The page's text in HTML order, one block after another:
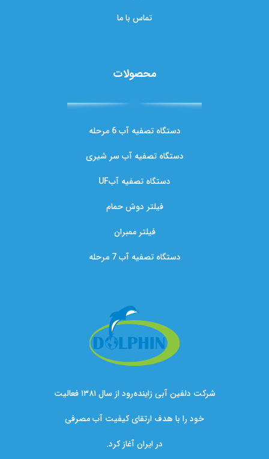
تماس با ما
محصولات
دستگاه تصفیه آب 6 مرحله
دستگاه تصفیه آب سر شیری
دستگاه تصفیه آبUF
فیلتر دوش حمام
فیلتر ممبران
دستگاه تصفیه آب 7 مرحله
شرکت دلفین آبی زاینده‌رود از سال ۱۳۸۱ فعالیت
خود را با هدف ارتقای کیفیت آب مصرفی
در ایران آغاز کرد.